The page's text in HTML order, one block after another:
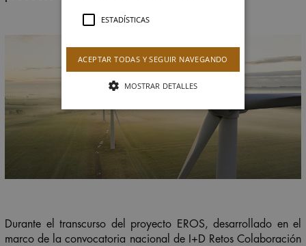
Durante el transcurso del proyecto EROS, desarrollado en el
marco de la convocatoria nacional de I+D Retos Colaboración
ESTADÍSTICAS
ACEPTAR TODAS Y SEGUIR NAVEGANDO
MOSTRAR DETALLES